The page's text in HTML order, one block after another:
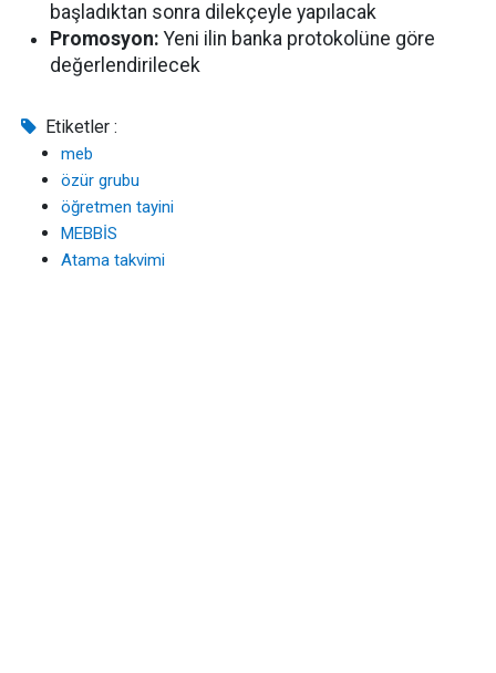
başladıktan sonra dilekçeyle yapılacak
Promosyon: Yeni ilin banka protokolüne göre
değerlendirilecek
Etiketler :
meb
özür grubu
öğretmen tayini
MEBBİS
Atama takvimi